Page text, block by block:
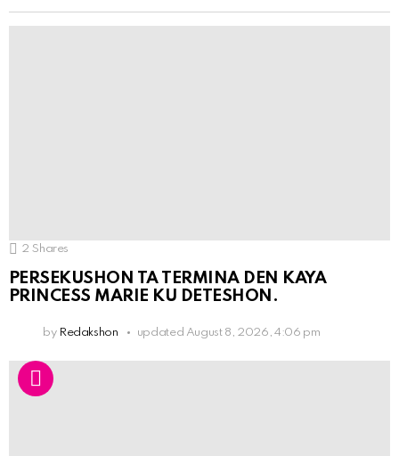
2 Shares
PERSEKUSHON TA TERMINA DEN KAYA
PRINCESS MARIE KU DETESHON.
by Redakshon updated August 8, 2026, 4:06 pm